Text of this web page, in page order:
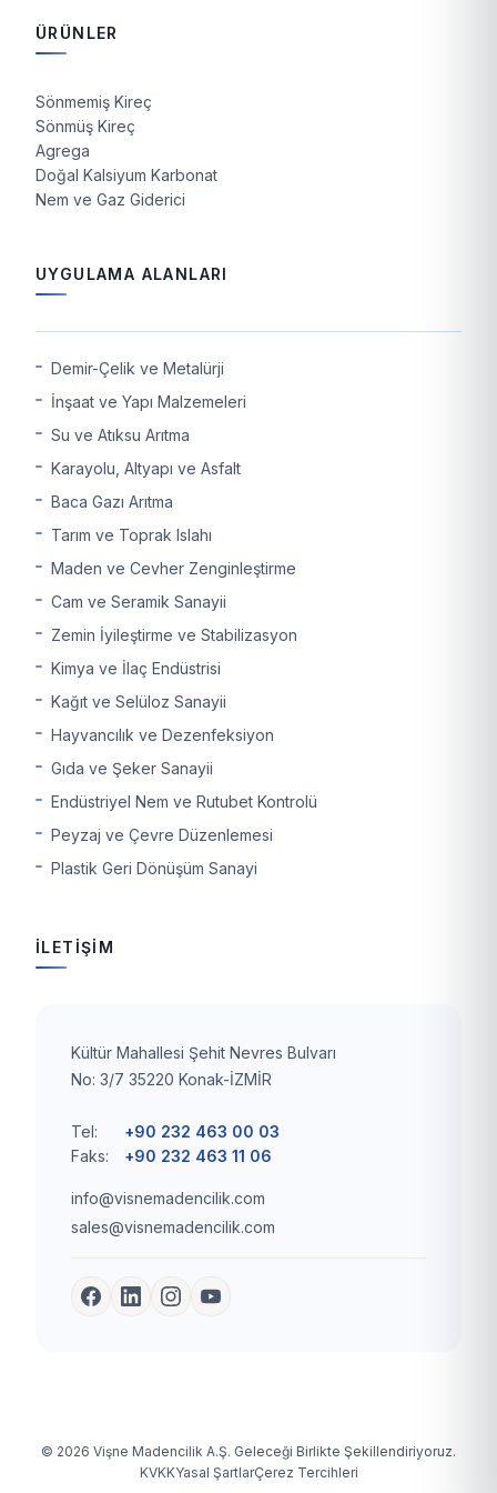
ÜRÜNLER
Sönmemiş Kireç
Sönmüş Kireç
Agrega
Doğal Kalsiyum Karbonat
Nem ve Gaz Giderici
UYGULAMA ALANLARI
Demir-Çelik ve Metalürji
İnşaat ve Yapı Malzemeleri
Su ve Atıksu Arıtma
Karayolu, Altyapı ve Asfalt
Baca Gazı Arıtma
Tarım ve Toprak Islahı
Maden ve Cevher Zenginleştirme
Cam ve Seramik Sanayii
Zemin İyileştirme ve Stabilizasyon
Kimya ve İlaç Endüstrisi
Kağıt ve Selüloz Sanayii
Hayvancılık ve Dezenfeksiyon
Gıda ve Şeker Sanayii
Endüstriyel Nem ve Rutubet Kontrolü
Peyzaj ve Çevre Düzenlemesi
Plastik Geri Dönüşüm Sanayi
İLETİŞİM
Kültür Mahallesi Şehit Nevres Bulvarı
No: 3/7 35220 Konak-İZMİR
Tel:
+90 232 463 00 03
Faks:
+90 232 463 11 06
info@visnemadencilik.com
sales@visnemadencilik.com
© 2026 Vişne Madencilik A.Ş. Geleceği Birlikte Şekillendiriyoruz.
KVKKYasal ŞartlarÇerez Tercihleri